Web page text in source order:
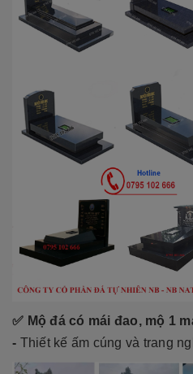
✅ Mộ đá có mái đao, mộ 1
- Thiết kế ấm cúng và trang